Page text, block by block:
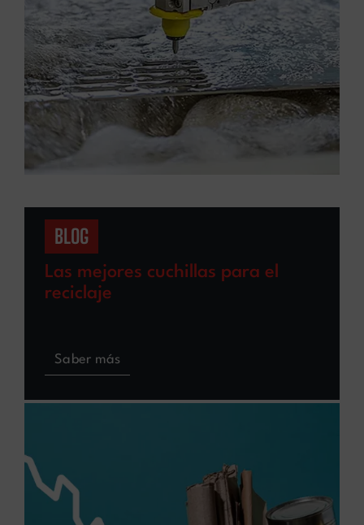
BLOG
Las mejores cuchillas para el
reciclaje
Saber más